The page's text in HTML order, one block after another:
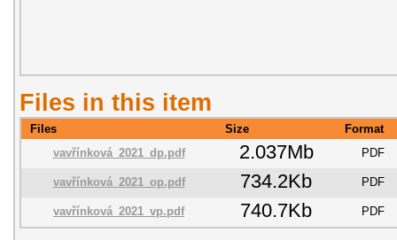
Files in this item
Files Size
Format
vavřínková_2021_dp.pdf
2.037Mb PDF
vavřínková_2021_op.pdf 734.2Kb PDF
vavřínková_2021_vp.pdf 740.7Kb PDF